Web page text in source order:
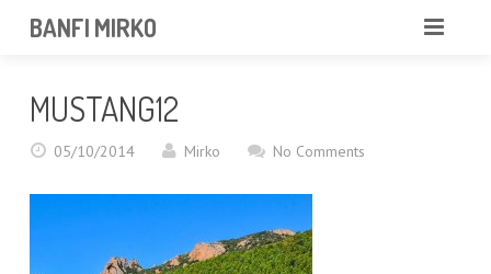
BANFI MIRKO
MUSTANG12
05/10/2014 Mirko No Comments